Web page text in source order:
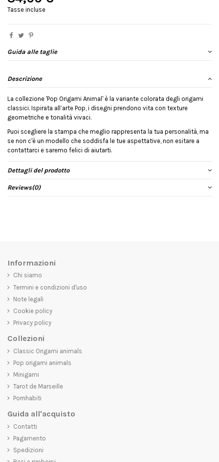
Tasse incluse
Guida alle taglie
Descrizione
La collezione 'Pop Origami Animal' è la variante colorata degli origami
classici. Ispirata all’arte Pop, i disegni prendono vita con texture
geometriche e tonalità vivaci.
Puoi scegliere la stampa che meglio rappresenta la tua personalità, ma
se non c'è un modello che soddisfa le tue aspettative, non esitare a
contattarci e saremo felici di aiutarti.
Dettagli del prodotto
Reviews(0)
Informazioni
Chi siamo
Termini e condizioni d'uso
Note legali
Cookie policy
Privacy policy
Collezioni
Classic Origami animals
Pop origami animals
Minigami
Tarot de Marseille
Pornhabiti
Guida all'acquisto
Contatti
Pagamento
Spedizioni